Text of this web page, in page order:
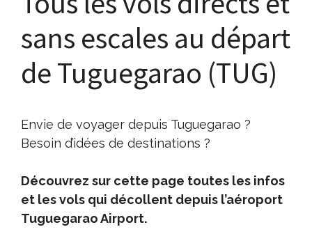
sans escales au départ
de Tuguegarao (TUG)
Envie de voyager depuis Tuguegarao ?
Besoin d’idées de destinations ?
Découvrez sur cette page toutes les infos
et les vols qui décollent depuis l’aéroport
Tuguegarao Airport.